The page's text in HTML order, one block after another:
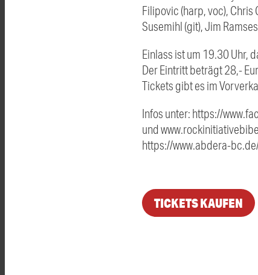
Filipovic (harp, voc), Chris
Susemihl (git), Jim
Einlass ist um 19.30 Uhr,
Der Eintritt beträgt 28,-
Tickets gibt es im
Infos unter: https://
und
https://www.abdera-
TICKETS KAUFEN